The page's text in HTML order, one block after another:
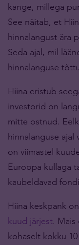
kange, millega
See näitab, et
hinnalangust ära
Seda ajal, mil
hinnalanguse
Hiina eristub
investorid on
mitte ostnud.
hinnalanguse ajal
on viimastel
Euroopa kullaga
kaubeldavad
Hiina keskpank
kuud järjest.
kohaselt kokku